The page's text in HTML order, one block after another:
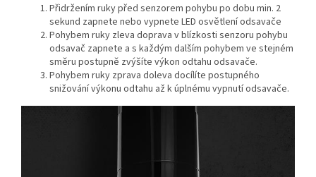
Přidržením ruky před senzorem pohybu po dobu min. 2
sekund zapnete nebo vypnete LED osvětlení odsavače
Pohybem ruky zleva doprava v blízkosti senzoru pohybu
odsavač zapnete a s každým dalším pohybem ve stejném
směru postupně zvýšíte výkon odtahu odsavače.
Pohybem ruky zprava doleva docílíte postupného
snižování výkonu odtahu až k úplnému vypnutí odsavače.